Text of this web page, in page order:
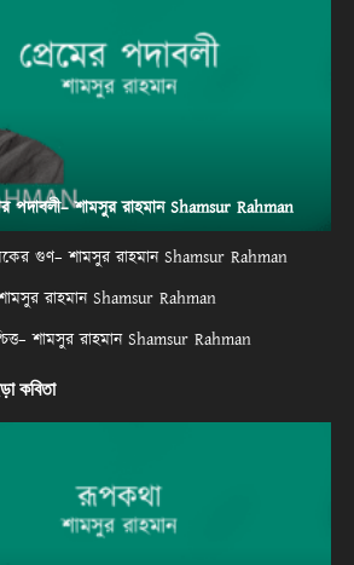
পদাবলী– শামসুর রাহমান Shamsur Rahman
গুণ– শামসুর রাহমান Shamsur Rahman
রাহমান Shamsur Rahman
শামসুর রাহমান Shamsur Rahman
কবিতা